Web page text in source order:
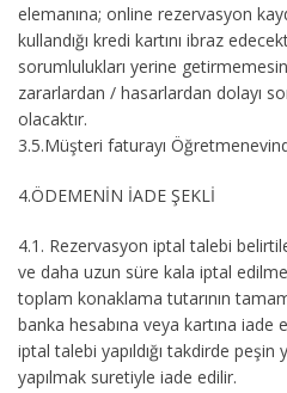
elemanına; online rezervasyon
kullandığı kredi kartını ibraz
sorumlulukları yerine
zararlardan / hasarlardan dolayı
olacaktır.
3.5.Müşteri faturayı
4.ÖDEMENİN İADE ŞEKLİ
4.1. Rezervasyon iptal talebi
ve daha uzun süre kala iptal
toplam konaklama tutarının
banka hesabına veya kartına
iptal talebi yapıldığı takdirde peşin
yapılmak suretiyle iade edilir.